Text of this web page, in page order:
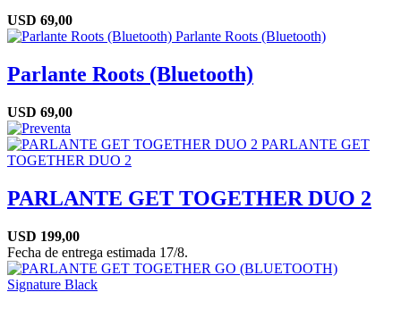
USD 69,00
Parlante Roots (Bluetooth)
USD 69,00
PARLANTE GET TOGETHER DUO 2
USD 199,00
Fecha de entrega estimada 17/8.